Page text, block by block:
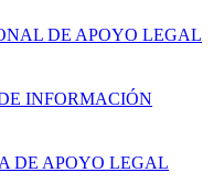
DE APOYO LEGAL
INFORMACIÓN
DE APOYO LEGAL